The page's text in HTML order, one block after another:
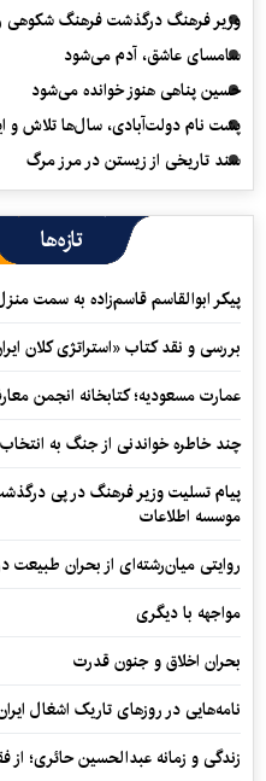
وزیر فرهنگ درگذشت فرهنگ شکوهی
سامسای عاشق، آدم می‌شود
حسین پناهی هنوز خوانده می‌شود
پشت نام دولت‌آبادی، سال‌ها تلاش و
سند تاریخی از زیستن در مرز مرگ
تازه‌ها
پیکر ابوالقاسم قاسم‌زاده به سمت
بررسی و نقد کتاب «استراتژی کلان
عمارت مسعودیه؛ کتابخانه انجمن
چند خاطره خواندنی از جنگ به
پیام تسلیت وزیر فرهنگ در پی
موسسه اطلاعات
روایتی میان‌رشته‌ای از بحران طبیعت
مواجهه با دیگری
بحران اخلاق و جنون قدرت
نامه‌هایی در روزهای تاریک اشغال
زندگی و زمانه عبدالحسین حائری؛